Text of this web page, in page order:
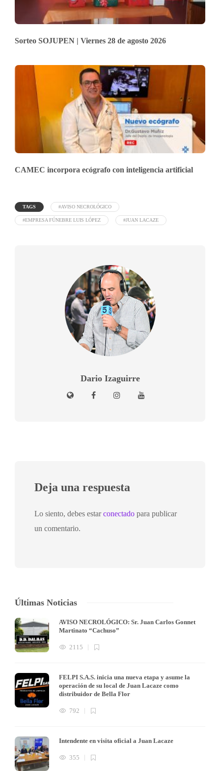
Sorteo SOJUPEN | Viernes 28 de agosto 2026
CAMEC incorpora ecógrafo con inteligencia artificial
TAGS #AVISO NECROLÓGICO
#EMPRESA FÚNEBRE LUIS LÓPEZ #JUAN LACAZE
Dario Izaguirre
Deja una respuesta
Lo siento, debes estarconectado para publicar
un comentario.
Últimas Noticias
AVISO NECROLÓGICO: Sr. Juan Carlos Gonnet
Martinato “Cachuso”
2115
FELPI S.A.S. inicia una nueva etapa y asume la
operación de su local de Juan Lacaze como
distribuidor de Bella Flor
792
Intendente en visita oficial a Juan Lacaze
355